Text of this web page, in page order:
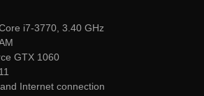
i7-3770, 3.40 GHz
GTX 1060
Internet connection